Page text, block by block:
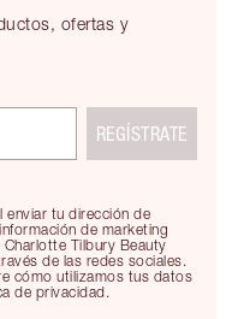
ofertas y
enviar tu dirección de
de marketing
Tilbury Beauty
de las redes sociales.
cómo utilizamos tus datos
de privacidad.
REGÍSTRATE